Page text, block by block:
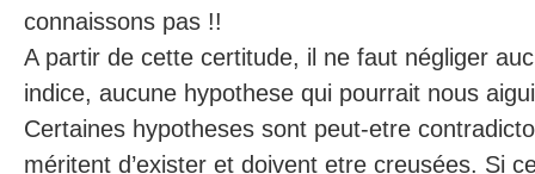
connaissons pas !!
A partir de cette certitude, il ne faut négliger
indice, aucune hypothese qui pourrait nous
Certaines hypotheses sont peut-etre
méritent d’exister et doivent etre creusées. Si